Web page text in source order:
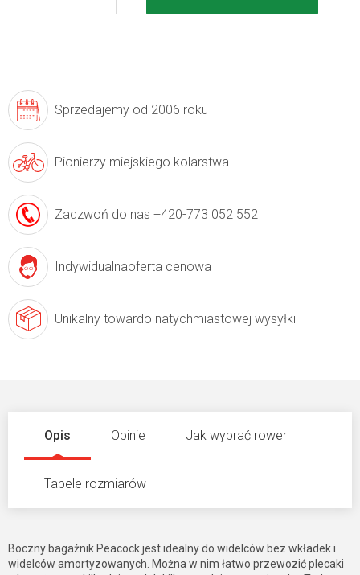
Sprzedajemy od 2006 roku
Pionierzy miejskiego kolarstwa
Zadzwoń do nas +420-773 052 552
Indywidualnaoferta cenowa
Unikalny towardo natychmiastowej wysyłki
Opis Opinie Jak wybrać rower
Tabele rozmiarów
Boczny bagażnik Peacock jest idealny do widelców bez wkładek i
widelców amortyzowanych. Można w nim łatwo przewozić plecaki